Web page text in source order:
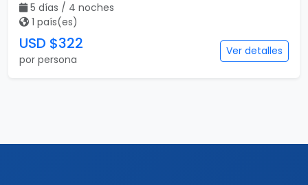
5 días / 4 noches
1 país(es)
USD $322
por persona
Ver detalles